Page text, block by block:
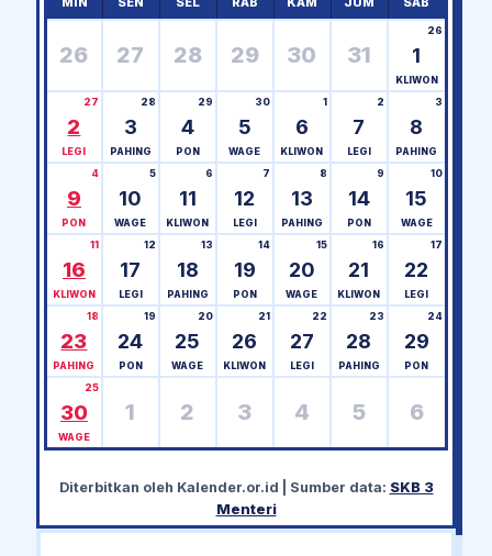
26 27 28 29 30 31 1
26
KLIWON
2
27
LEGI
3
28
PAHING
4
29
PON
5
30
WAGE
6
1
KLIWON
7
2
LEGI
8
3
PAHING
9
4
PON
10
5
WAGE
11
6
KLIWON
12
7
LEGI
13
8
PAHING
14
9
PON
15
10
WAGE
16
11
KLIWON
17
12
LEGI
18
13
PAHING
19
14
PON
20
15
WAGE
21
16
KLIWON
22
17
LEGI
23
18
PAHING
24
19
PON
25
20
WAGE
26
21
KLIWON
27
22
LEGI
28
23
PAHING
29
24
PON
30
25
WAGE
1 2 3 4 5 6
Diterbitkan oleh Kalender.or.id | Sumber data: SKB 3
Menteri